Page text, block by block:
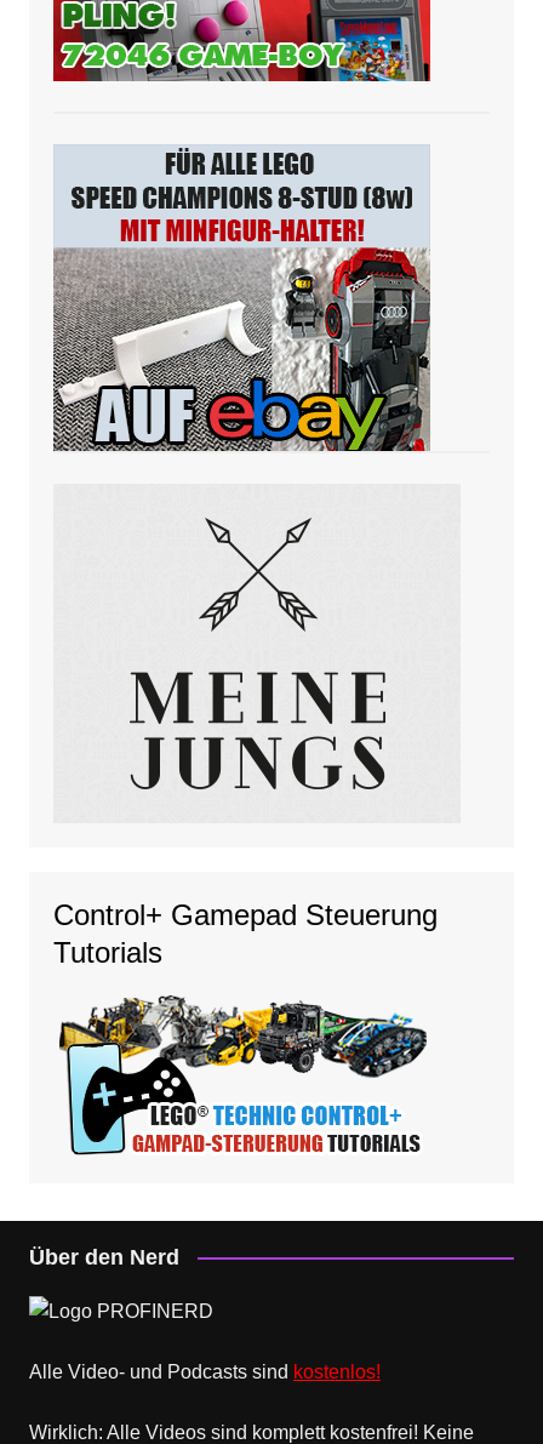
Control+ Gamepad Steuerung
Tutorials
Über den Nerd
Alle Video- und Podcasts sind kostenlos!
Wirklich: Alle Videos sind komplett kostenfrei! Keine